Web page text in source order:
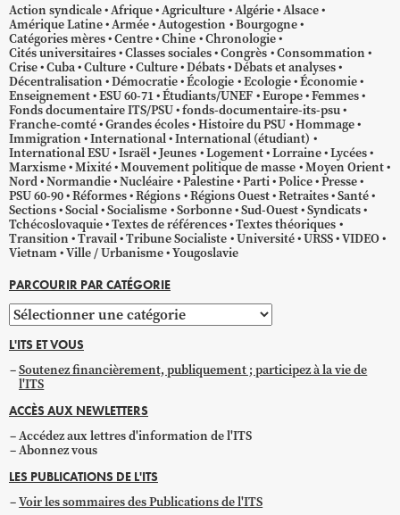
Action syndicale Afrique Agriculture Algérie Alsace
Amérique Latine Armée Autogestion
Bourgogne
Catégories mères Centre Chine Chronologie
Cités universitaires Classes sociales Congrès Consommation
Crise Cuba Culture Culture Débats Débats et analyses
Décentralisation Démocratie Écologie Ecologie Économie
Enseignement ESU 60-71 Étudiants/UNEF Europe Femmes
Fonds documentaire ITS/PSU fonds-documentaire-its-psu
Franche-comté Grandes écoles Histoire du PSU Hommage
Immigration International International (étudiant)
International ESU Israël Jeunes Logement Lorraine Lycées
Marxisme Mixité Mouvement politique de masse Moyen Orient
Nord Normandie Nucléaire Palestine Parti Police Presse
PSU 60-90 Réformes Régions Régions Ouest Retraites Santé
Sections Social Socialisme Sorbonne Sud-Ouest Syndicats
Tchécoslovaquie Textes de références Textes théoriques
Transition Travail Tribune Socialiste Université URSS VIDEO
Vietnam Ville / Urbanisme Yougoslavie
PARCOURIR PAR CATÉGORIE
Parcourir
par
catégorie
L'ITS ET VOUS
Soutenez financièrement, publiquement ; participez à la vie de
l'ITS
ACCÈS AUX NEWLETTERS
Accédez aux lettres d'information de l'ITS
Abonnez vous
LES PUBLICATIONS DE L'ITS
Voir les sommaires des Publications de l'ITS